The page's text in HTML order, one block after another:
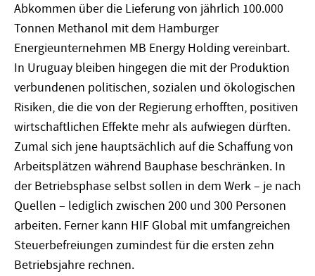
Abkommen über die Lieferung von jährlich 100.000
Tonnen Methanol mit dem Hamburger
Energieunternehmen MB Energy Holding vereinbart.
In Uruguay bleiben hingegen die mit der Produktion
verbundenen politischen, sozialen und ökologischen
Risiken, die die von der Regierung erhofften, positiven
wirtschaftlichen Effekte mehr als aufwiegen dürften.
Zumal sich jene hauptsächlich auf die Schaffung von
Arbeitsplätzen während Bauphase beschränken. In
der Betriebsphase selbst sollen in dem Werk – je nach
Quellen – lediglich zwischen 200 und 300 Personen
arbeiten. Ferner kann HIF Global mit umfangreichen
Steuerbefreiungen zumindest für die ersten zehn
Betriebsjahre rechnen.